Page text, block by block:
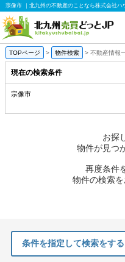
宗像市 ｜北九州の不動産のことなら株式会社ハ
TOPページ > 物件検索 > 不動産情報
現在の検索条件
宗像市
お探
物件が見つ
再度条件
物件の検索を
条件を指定して検索をする